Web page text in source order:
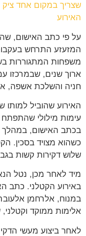
שצריך במקום אחד ציק
האירוע
על פי כתב האישום,
המזעזע התרחש
משפחות המתגוררות
ארוך שנים, שבמרכזו
חניה והשלכת אשפה,
האירוע שהוביל
עימות מילולי
כשהוא מצויד בסכין.
שלוש דקירות קשות
מיד לאחר מכן, נטל
באירוע הקטלני. כתב
במנוח, אלרחמן
אלימות ממוקד
לאחר ביצוע מעשי